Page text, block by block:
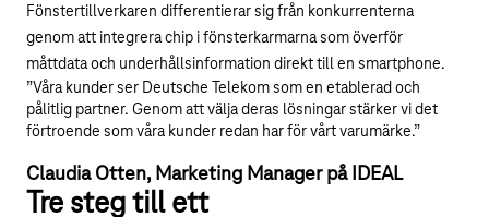
Fönstertillverkaren differentierar sig från konkurrenterna
genom att integrera chip i fönsterkarmarna som överför
måttdata och underhållsinformation direkt till en smartphone.
”Våra kunder ser Deutsche Telekom som en etablerad och
pålitlig partner. Genom att välja deras lösningar stärker vi det
förtroende som våra kunder redan har för vårt varumärke.”
Claudia Otten, Marketing Manager på IDEAL
Tre steg till ett